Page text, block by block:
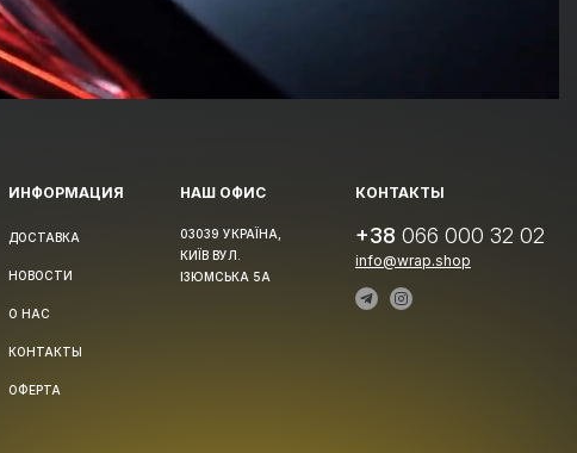
ИНФОРМАЦИЯ
ДОСТАВКА
НОВОСТИ
О НАС
КОНТАКТЫ
ОФЕРТА
НАШ ОФИС
03039 УКРАЇНА,
КИЇВ ВУЛ.
ІЗЮМСЬКА 5А
КОНТАКТЫ
+38 066 000 32 02
info@wrap.shop